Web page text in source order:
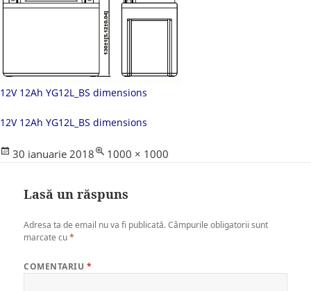
12V 12Ah YG12L_BS dimensions
12V 12Ah YG12L_BS dimensions
Posted
30 ianuarie 2018
Full
1000 × 1000
Lasă un răspuns
Adresa ta de email nu va fi publicată. Câmpurile obligatorii sunt
marcate cu*
COMENTARIU *